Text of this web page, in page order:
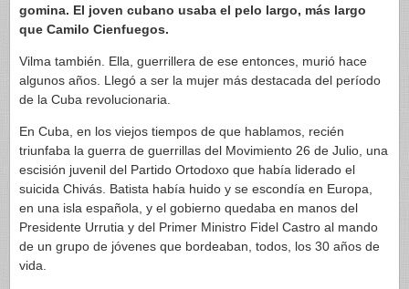
gomina. El joven cubano usaba el pelo largo, más largo
que Camilo Cienfuegos.
Vilma también. Ella, guerrillera de ese entonces, murió hace
algunos años. Llegó a ser la mujer más destacada del período
de la Cuba revolucionaria.
En Cuba, en los viejos tiempos de que hablamos, recién
triunfaba la guerra de guerrillas del Movimiento 26 de Julio, una
escisión juvenil del Partido Ortodoxo que había liderado el
suicida Chivás. Batista había huido y se escondía en Europa,
en una isla española, y el gobierno quedaba en manos del
Presidente Urrutia y del Primer Ministro Fidel Castro al mando
de un grupo de jóvenes que bordeaban, todos, los 30 años de
vida.